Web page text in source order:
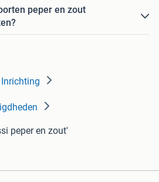
peper en zout
peper en zout'